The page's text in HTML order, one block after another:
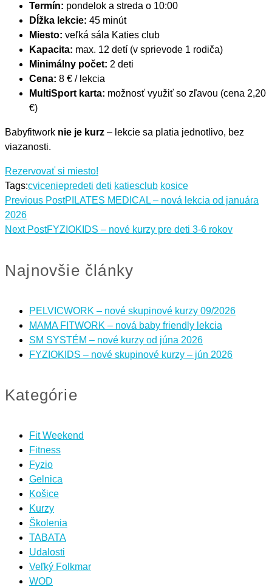
Termín: pondelok a streda o 10:00
Dĺžka lekcie: 45 minút
Miesto: veľká sála Katies club
Kapacita: max. 12 detí (v sprievode 1 rodiča)
Minimálny počet: 2 deti
Cena: 8 € / lekcia
MultiSport karta: možnosť využiť so zľavou (cena 2,20
€)
Babyfitwork nie je kurz – lekcie sa platia jednotlivo, bez
viazanosti.
Rezervovať si miesto!
Tags:cviceniepredeti deti katiesclub kosice
Previous PostPILATES MEDICAL – nová lekcia od januára
2026
Next PostFYZIOKIDS – nové kurzy pre deti 3-6 rokov
Najnovšie články
PELVICWORK – nové skupinové kurzy 09/2026
MAMA FITWORK – nová baby friendly lekcia
SM SYSTÉM – nové kurzy od júna 2026
FYZIOKIDS – nové skupinové kurzy – jún 2026
Kategórie
Fit Weekend
Fitness
Fyzio
Gelnica
Košice
Kurzy
Školenia
TABATA
Udalosti
Veľký Folkmar
WOD